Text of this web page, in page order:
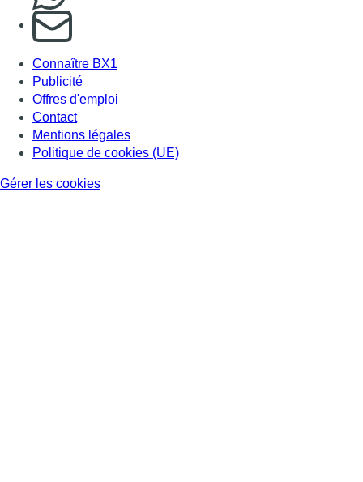
S'abonner à notre newsletter
Connaître BX1
Publicité
Offres d'emploi
Contact
Mentions légales
Politique de cookies (UE)
Gérer les cookies